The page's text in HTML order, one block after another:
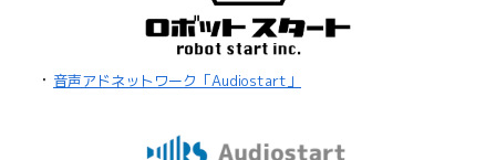
・ 音声アドネットワーク「Audiostart」